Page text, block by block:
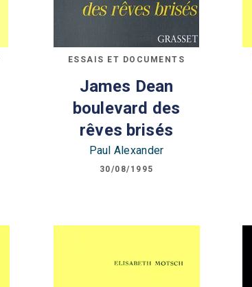
ESSAIS ET DOCUMENTS
James Dean
boulevard des
rêves brisés
Paul Alexander
30/08/1995